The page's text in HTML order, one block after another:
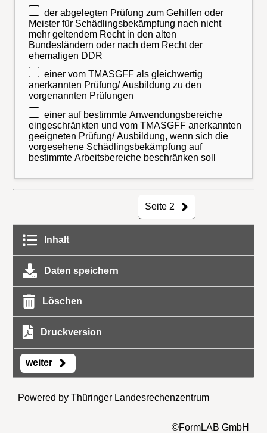
der abgelegten Prüfung zum Gehilfen oder
Meister für Schädlingsbekämpfung nach nicht
mehr geltendem Recht in den alten
Bundesländern oder nach dem Recht der
ehemaligen DDR
einer vom TMASGFF als gleichwertig
anerkannten Prüfung/ Ausbildung zu den
vorgenannten Prüfungen
einer auf bestimmte Anwendungsbereiche
eingeschränkten und vom TMASGFF anerkannten
geeigneten Prüfung/ Ausbildung, wenn sich die
vorgesehene Schädlingsbekämpfung auf
bestimmte Arbeitsbereiche beschränken soll
Seite 2
Inhalt
Daten speichern
Löschen
Druckversion
weiter
Powered by Thüringer Landesrechenzentrum
©FormLAB GmbH